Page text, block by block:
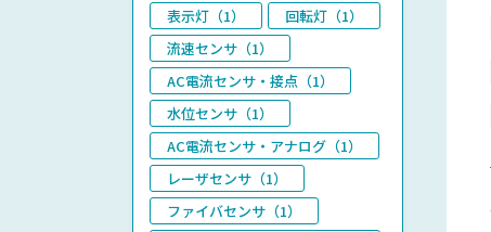
表示灯（1）
回転灯（1）
流速センサ（1）
AC電流センサ・接点（1）
水位センサ（1）
AC電流センサ・アナログ（1）
レーザセンサ（1）
ファイバセンサ（1）